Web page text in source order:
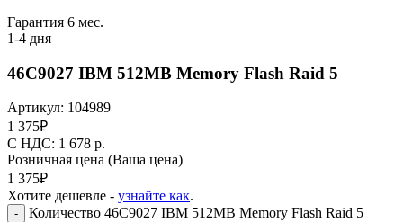
Гарантия 6 мес.
1-4 дня
46C9027 IBM 512MB Memory Flash Raid 5
Артикул: 104989
1 375₽
C НДС: 1 678 р.
Розничная цена (Ваша цена)
1 375₽
Хотите дешевле - узнайте как.
- Количество 46C9027 IBM 512MB Memory Flash Raid 5